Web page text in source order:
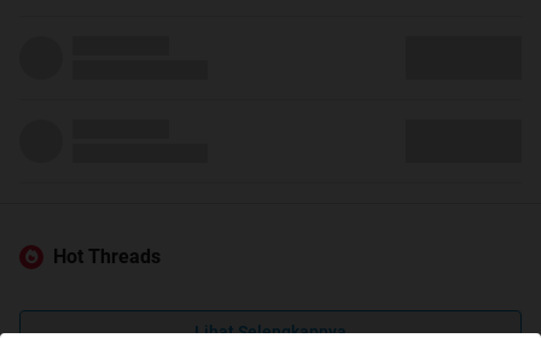
Hot Threads
Lihat Selengkapnya